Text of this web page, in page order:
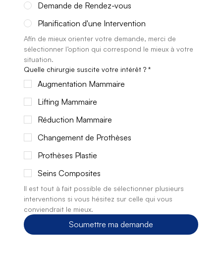
Demande de Rendez-vous
Planification d'une Intervention
Afin de mieux orienter votre demande, merci de
sélectionner l’option qui correspond le mieux à votre
situation.
Quelle chirurgie suscite votre intérêt ? *
Augmentation Mammaire
Lifting Mammaire
Réduction Mammaire
Changement de Prothèses
Prothèses Plastie
Seins Composites
Il est tout à fait possible de sélectionner plusieurs
interventions si vous hésitez sur celle qui vous
conviendrait le mieux.
Soumettre ma demande